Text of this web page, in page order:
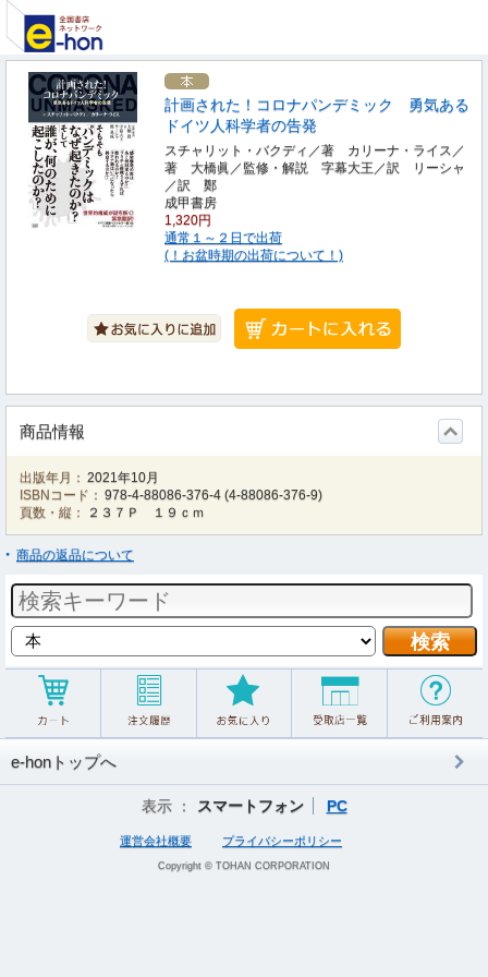
計画された！コロナパンデミック 勇気ある
ドイツ人科学者の告発
スチャリット・バクディ／著 カリーナ・ライス／
著 大橋眞／監修・解説 字幕大王／訳 リーシャ
／訳 鄭
成甲書房
1,320円
通常１～２日で出荷
(！お盆時期の出荷について！)
商品情報
出版年月： 2021年10月
ISBNコード： 978-4-88086-376-4 (4-88086-376-9)
頁数・縦：
２３７Ｐ １９ｃｍ
商品の返品について
e-honトップへ
表示 ： スマートフォン PC
運営会社概要 プライバシーポリシー
Copyright © TOHAN CORPORATION